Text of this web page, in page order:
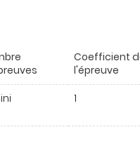
Coefficient
l'épreuve
1